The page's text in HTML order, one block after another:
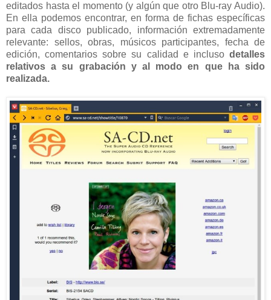
editados hasta el momento (y algún que otro Blu-ray Audio).
En ella podemos encontrar, en forma de fichas específicas
para cada disco publicado, información extremadamente
relevante: sellos, obras, músicos participantes, fecha de
edición, comentarios sobre su calidad e incluso detalles
relativos a su grabación y al modo en que ha sido
realizada.